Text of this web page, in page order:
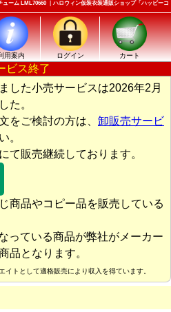
ーム LML70660 ｜ハロウィン仮装衣装通販ショップ「ハッピーコ
用案内 ログイン カート
ビス終了
した小売サービスは2026年2月
た。
をご検討の方は、 卸販売サービ
。
て販売継続しております。
商品やコピー品を販売している
っている商品が弊社がメーカー
品となります。
トとして適格販売により収入を得ています。